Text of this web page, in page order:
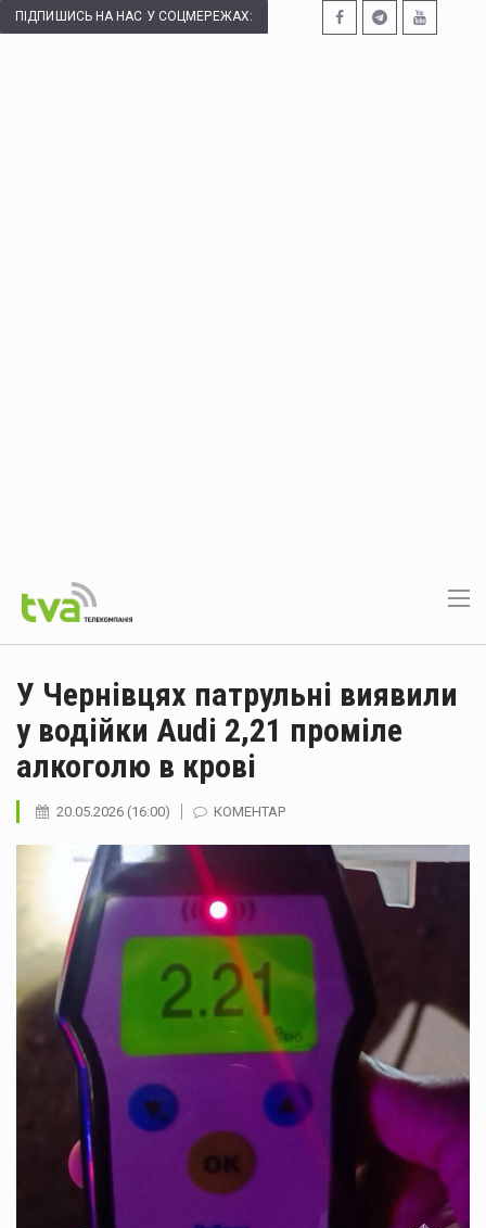
ПІДПИШИСЬ НА НАС У СОЦМЕРЕЖАХ:
У Чернівцях патрульні виявили
у водійки Audi 2,21 проміле
алкоголю в крові
20.05.2026 (16:00) КОМЕНТАР